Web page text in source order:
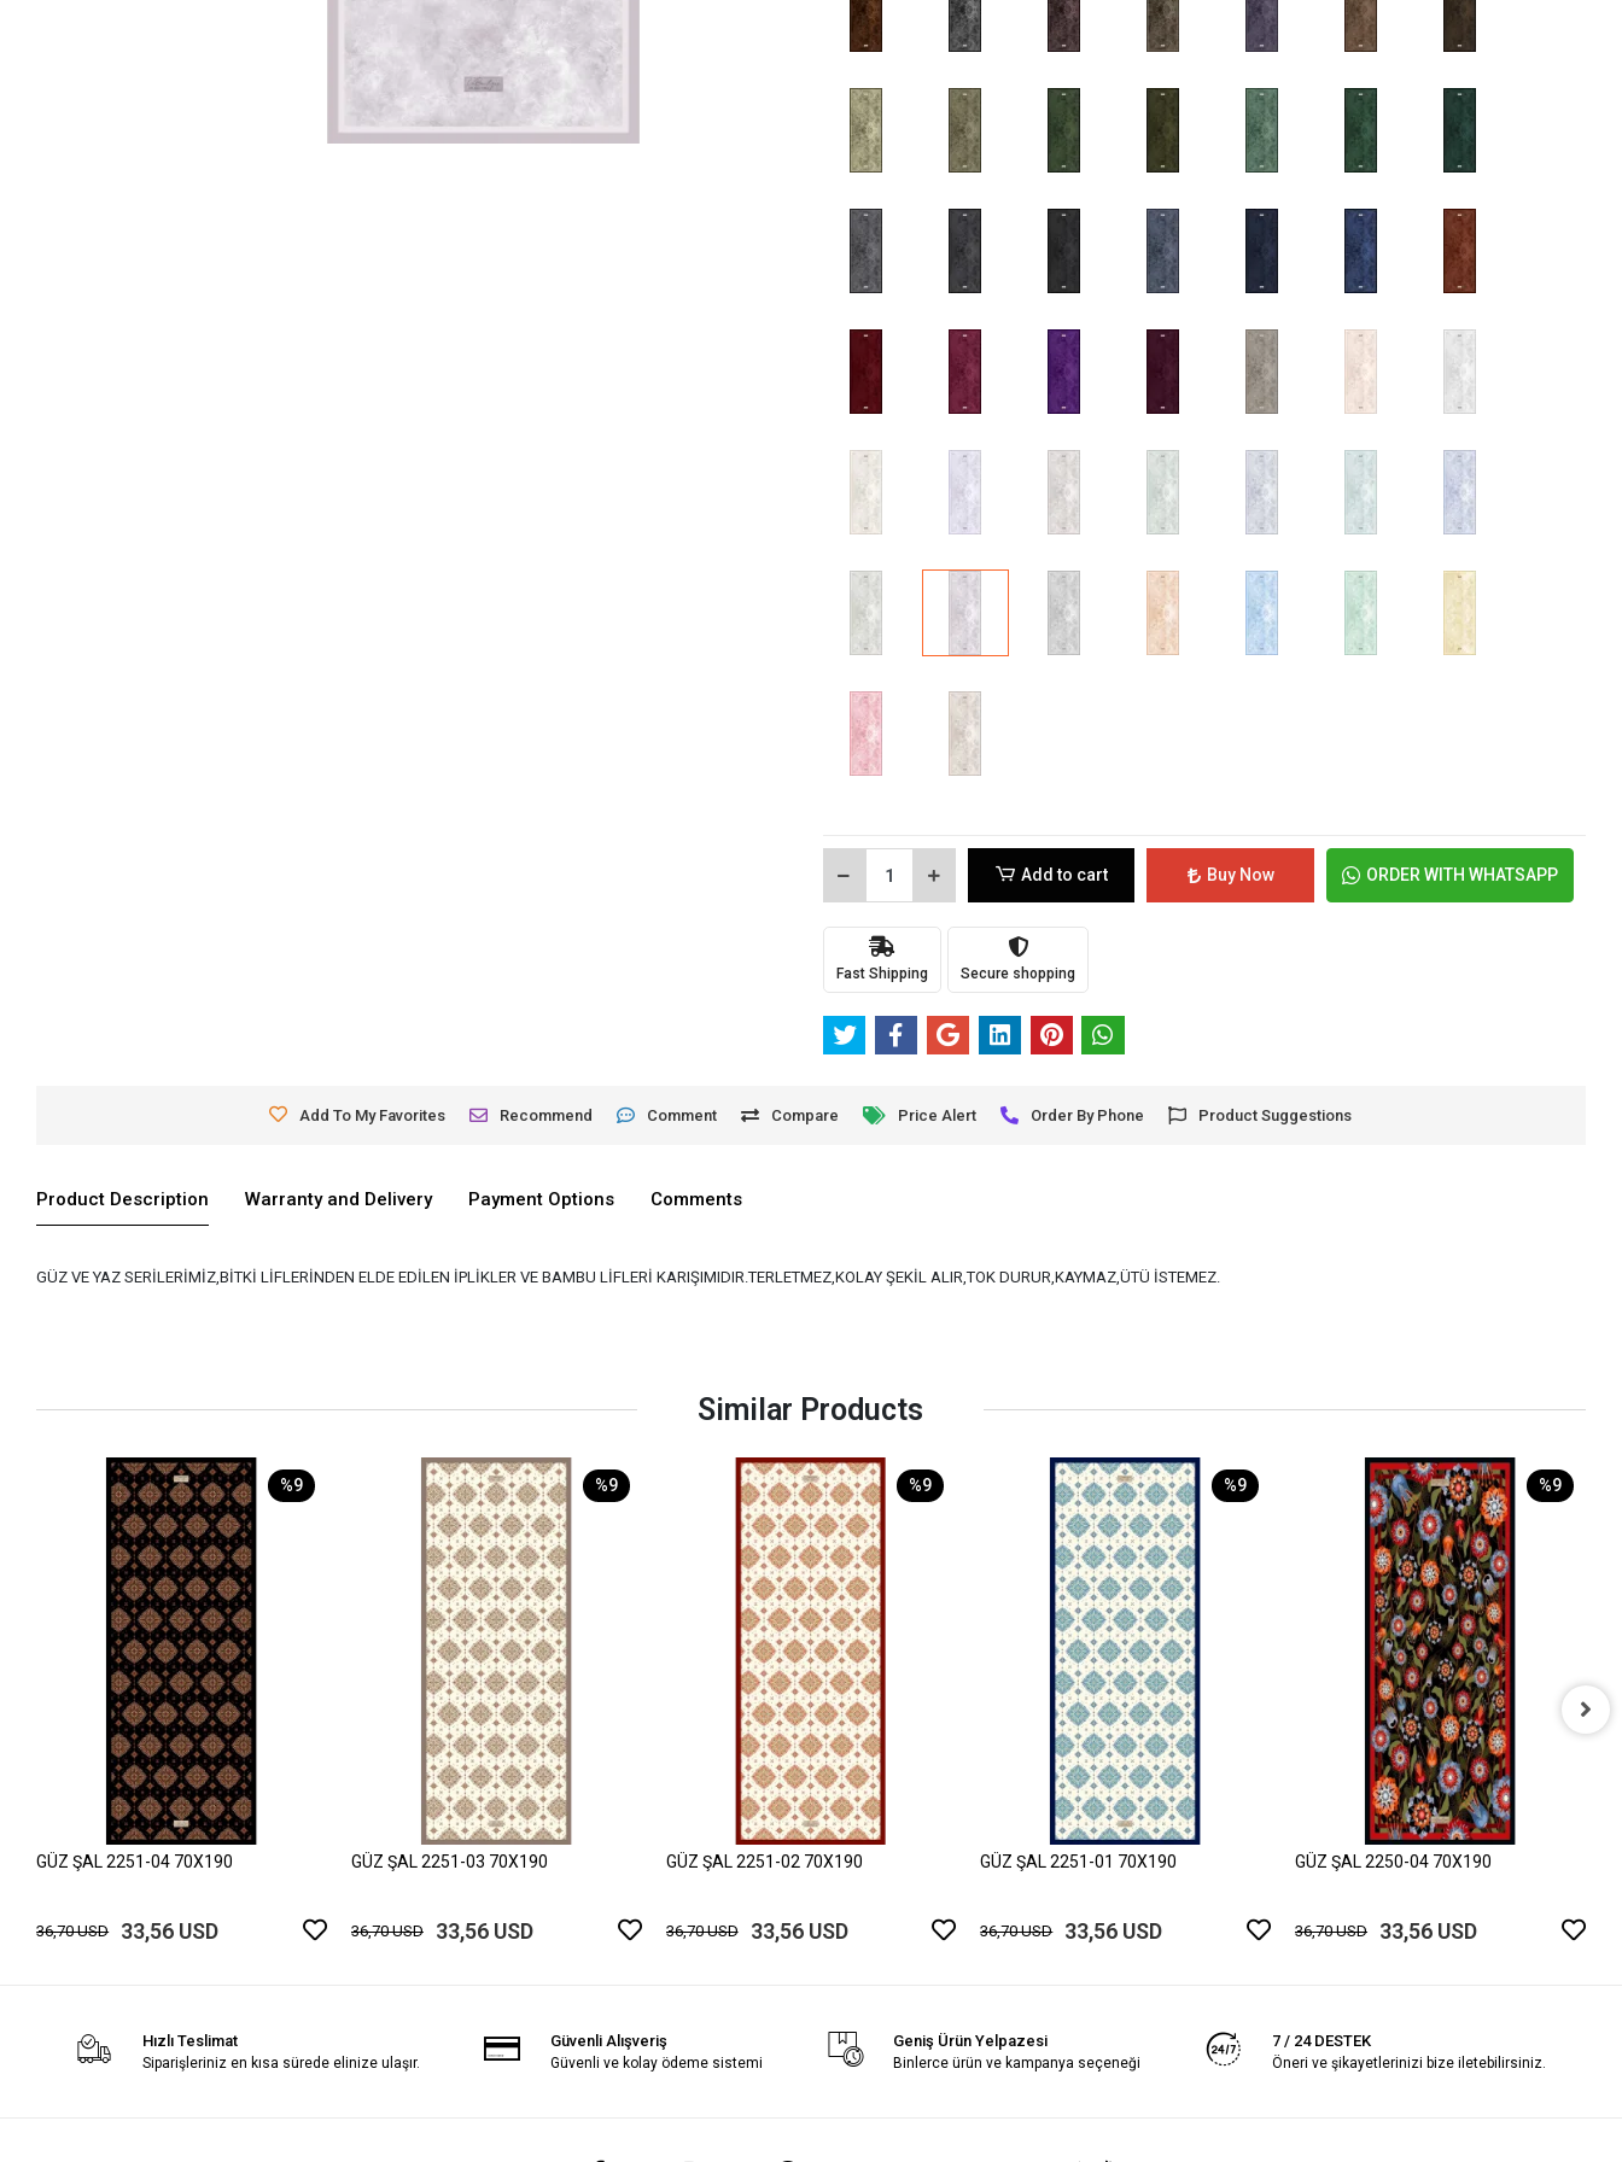
Add to cart Buy Now ORDER WITH WHATSAPP
Fast Shipping Secure shopping
Add To My Favorites Recommend Comment Compare Price Alert Order By Phone Product Suggestions
Product Description Warranty and Delivery Payment Options Comments
GÜZ VE YAZ SERİLERİMİZ,BİTKİ LİFLERİNDEN ELDE EDİLEN İPLİKLER VE BAMBU LİFLERİ KARIŞIMIDIR.TERLETMEZ,KOLAY ŞEKİL ALIR,TOK DURUR,KAYMAZ,ÜTÜ İSTEMEZ.
Similar Products
%9
GÜZ ŞAL 2251-04 70X190
36,70 USD 33,56 USD
%9
GÜZ ŞAL 2251-03 70X190
36,70 USD 33,56 USD
%9
GÜZ ŞAL 2251-02 70X190
36,70 USD 33,56 USD
%9
GÜZ ŞAL 2251-01 70X190
36,70 USD 33,56 USD
%9
GÜZ ŞAL 2250-04 70X190
36,70 USD 33,56 USD
Hızlı Teslimat
Siparişleriniz en kısa sürede elinize ulaşır.
Güvenli Alışveriş
Güvenli ve kolay ödeme sistemi
Geniş Ürün Yelpazesi
Binlerce ürün ve kampanya seçeneği
7 / 24 DESTEK
Öneri ve şikayetlerinizi bize iletebilirsiniz.